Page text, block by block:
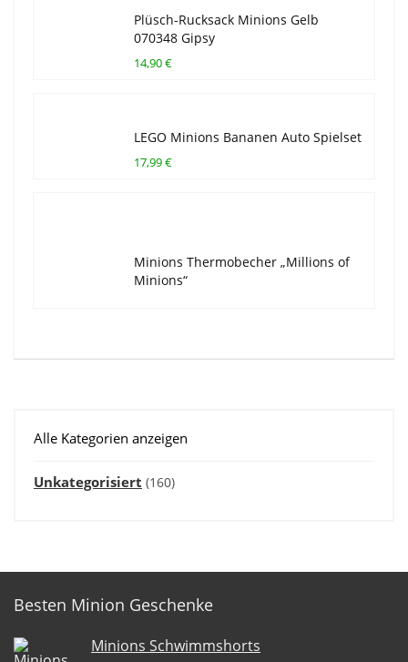
Plüsch-Rucksack Minions Gelb
070348 Gipsy
14,90 €
LEGO Minions Bananen Auto Spielset
17,99 €
Minions Thermobecher „Millions of
Minions“
Alle Kategorien anzeigen
Unkategorisiert (160)
Besten Minion Geschenke
Minions Schwimmshorts